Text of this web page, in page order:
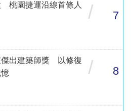
桃園捷運沿線首條人
/ 7
傑出建築師獎 以修復
/ 8